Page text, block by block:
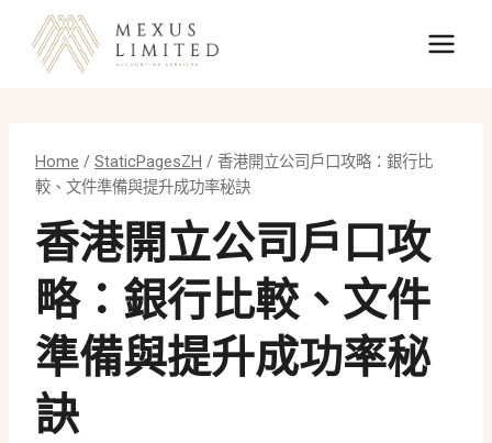
content
Home / StaticPagesZH / 香港開立公司戶口攻略：銀行比
較、文件準備與提升成功率秘訣
香港開立公司戶口攻
略：銀行比較、文件
準備與提升成功率秘
訣